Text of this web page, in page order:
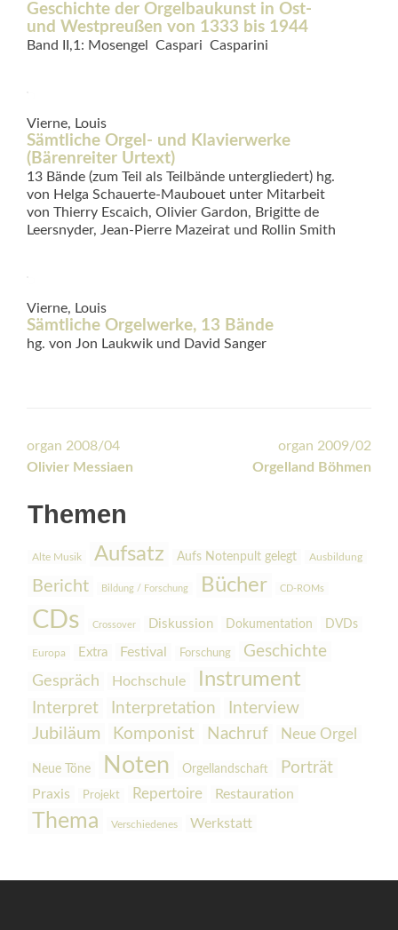
Geschichte der Orgelbaukunst in Ost-
und Westpreußen von 1333 bis 1944
Band II,1: Mosengel  Caspari  Casparini
Vierne, Louis
Sämtliche Orgel- und Klavierwerke
(Bärenreiter Urtext)
13 Bände (zum Teil als Teilbände untergliedert) hg.
von Helga Schauerte-Maubouet unter Mitarbeit
von Thierry Escaich, Olivier Gardon, Brigitte de
Leersnyder, Jean-Pierre Mazeirat und Rollin Smith
Vierne, Louis
Sämtliche Orgelwerke, 13 Bände
hg. von Jon Laukwik und David Sanger
Beitrags-
Navigation
organ 2008/04
Olivier Messiaen
organ 2009/02
Orgelland Böhmen
Themen
Alte Musik Aufsatz Aufs Notenpult gelegt Ausbildung
Bericht Bildung / Forschung Bücher CD-ROMs
CDs Crossover Diskussion Dokumentation DVDs
Europa Extra Festival Forschung Geschichte
Gespräch Hochschule Instrument
Interpret Interpretation
Interview
Jubiläum
Komponist Nachruf Neue Orgel
Neue Töne Noten Orgellandschaft Porträt
Praxis Projekt Repertoire Restauration
Thema Verschiedenes Werkstatt